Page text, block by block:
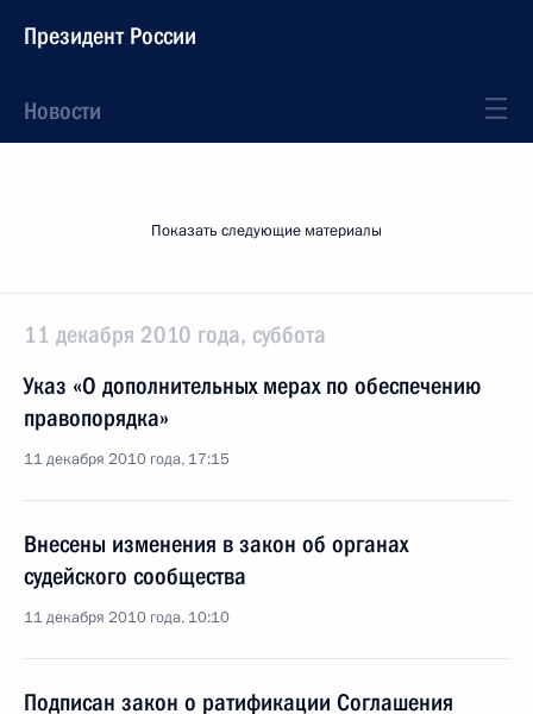
Президент России
Новости
Показать следующие материалы
11 декабря 2010 года, суббота
Указ «О дополнительных мерах по обеспечению
правопорядка»
11 декабря 2010 года, 17:15
Внесены изменения в закон об органах
судейского сообщества
11 декабря 2010 года, 10:10
Подписан закон о ратификации Соглашения